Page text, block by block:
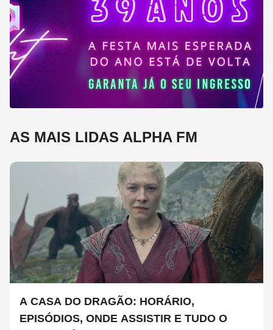
AS MAIS LIDAS ALPHA FM
A CASA DO DRAGÃO: HORÁRIO,
EPISÓDIOS, ONDE ASSISTIR E TUDO O